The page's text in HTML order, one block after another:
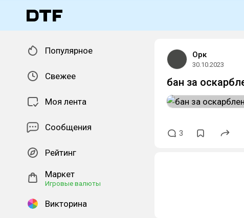
Популярное
Свежее
Моя лента
Сообщения
Рейтинг
Маркет
Игровые валюты
Викторина
Орк
30.10.2023
бан за
3